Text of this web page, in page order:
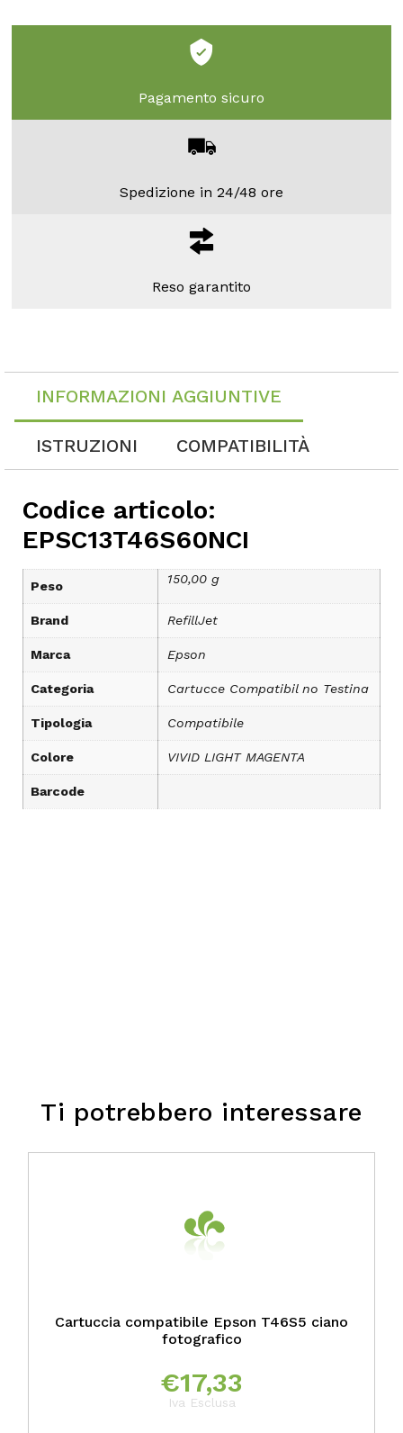
Pagamento sicuro
Spedizione in 24/48 ore
Reso garantito
INFORMAZIONI AGGIUNTIVE
ISTRUZIONI COMPATIBILITÀ
Codice articolo:
EPSC13T46S60NCI
Peso 150,00 g
Brand RefillJet
Marca Epson
Categoria Cartucce Compatibil no Testina
Tipologia Compatibile
Colore VIVID LIGHT MAGENTA
Barcode
Ti potrebbero interessare
Cartuccia compatibile Epson T46S5 ciano
fotografico
€17,33
Iva Esclusa